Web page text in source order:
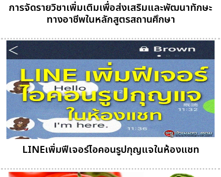
การจัดรายวิชาเพิ่มเติมเพื่อส่งเสริมและพัฒนาทักษะ
ทางอาชีพในหลักสูตรสถานศึกษา
LINEเพิ่มฟีเจอร์ไอคอนรูปกุญแจในห้องแชท